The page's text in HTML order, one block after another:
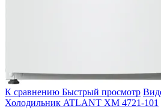
К сравнению Быстрый просмотр
Холодильник ATLANT ХМ 4721-101